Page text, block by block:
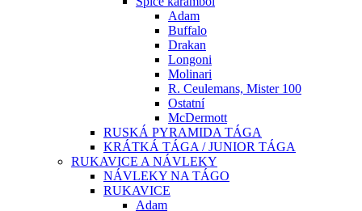
Adam
Buffalo
Drakan
Longoni
Molinari
R. Ceulemans, Mister 100
Ostatní
McDermott
RUSKÁ PYRAMIDA TÁGA
KRÁTKÁ TÁGA / JUNIOR TÁGA
RUKAVICE A NÁVLEKY
NÁVLEKY NA TÁGO
RUKAVICE
Adam